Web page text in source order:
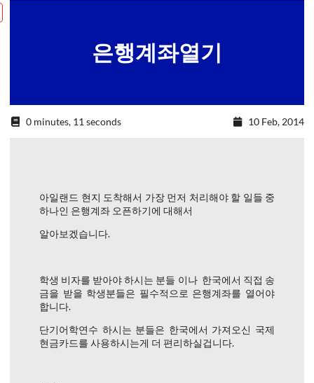
은행계좌열기
0 minutes, 11 seconds 10 Feb, 2014
아일랜드 현지 도착해서 가장 먼저 처리해야 할 일들 중
하나인 은행계좌 오픈하기에 대해서
알아보겠습니다.
학생 비자를 받아야 하시는 분들 이나 한국에서 직접 송
금을 받을 학생분들은 필수적으로 은행계좌를 열어야
합니다.
단기어학연수 하시는 분들은 한국에서 가져오신 국제
현금카드를 사용하시는게 더 편리하실겁니다.